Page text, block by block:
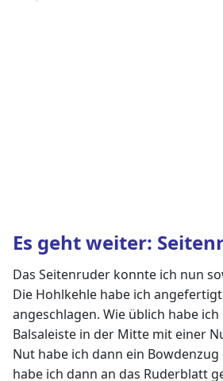
Es geht weiter:
Das Seitenruder konnte ich nun
Die Hohlkehle habe ich
angeschlagen. Wie üblich habe
Balsaleiste in der Mitte mit einer
Nut habe ich dann ein
habe ich dann an das Ruderblatt